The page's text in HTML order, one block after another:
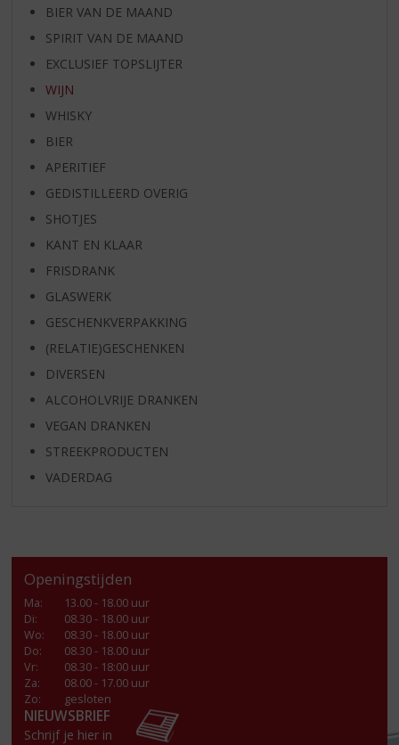
BIER VAN DE MAAND
SPIRIT VAN DE MAAND
EXCLUSIEF TOPSLIJTER
WIJN
WHISKY
BIER
APERITIEF
GEDISTILLEERD OVERIG
SHOTJES
KANT EN KLAAR
FRISDRANK
GLASWERK
GESCHENKVERPAKKING
(RELATIE)GESCHENKEN
DIVERSEN
ALCOHOLVRIJE DRANKEN
VEGAN DRANKEN
STREEKPRODUCTEN
VADERDAG
Openingstijden
Ma:
13.00 - 18.00 uur
Di:
08.30 - 18.00 uur
Wo:
08.30 - 18.00 uur
Do:
08.30 - 18.00 uur
Vr:
08.30 - 18:00 uur
Za:
08.00 - 17.00 uur
Zo:
gesloten
NIEUWSBRIEF
Schrijf je hier in